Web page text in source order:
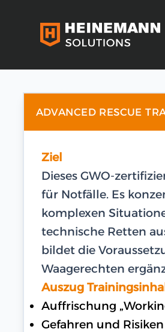
ADVANCED RESCUE
Ziel
Dieses GWO-
für Notfälle. Es
komplexen
technische Retten
bildet die
Waagerechten
Auszug
Auffrischung
Gefahren und